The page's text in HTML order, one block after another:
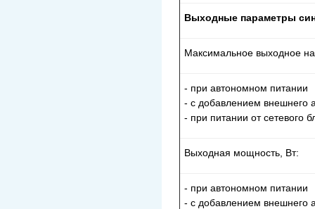
Выходные параметры
Максимальное выходное
- при автономном питании
- с добавлением внешнего
- при питании от сетевого
Выходная мощность, Вт:
- при автономном питании
- с добавлением внешнего